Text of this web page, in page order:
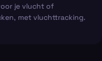
je vlucht of
met vluchttracking.